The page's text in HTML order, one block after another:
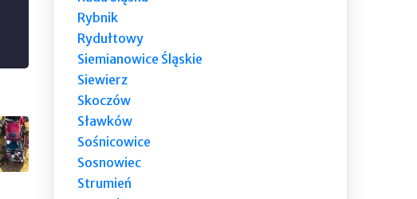
Rybnik
Rydułtowy
Siemianowice Śląskie
Siewierz
Skoczów
Sławków
Sośnicowice
Sosnowiec
Strumień